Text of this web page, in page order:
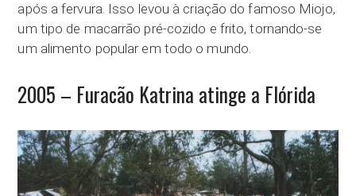
após a fervura. Isso levou à criação do famoso Miojo,
um tipo de macarrão pré-cozido e frito, tornando-se
um alimento popular em todo o mundo.
2005 – Furacão Katrina atinge a Flórida